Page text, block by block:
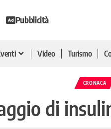
Pubblicità
Video Turismo
CRONACA
di